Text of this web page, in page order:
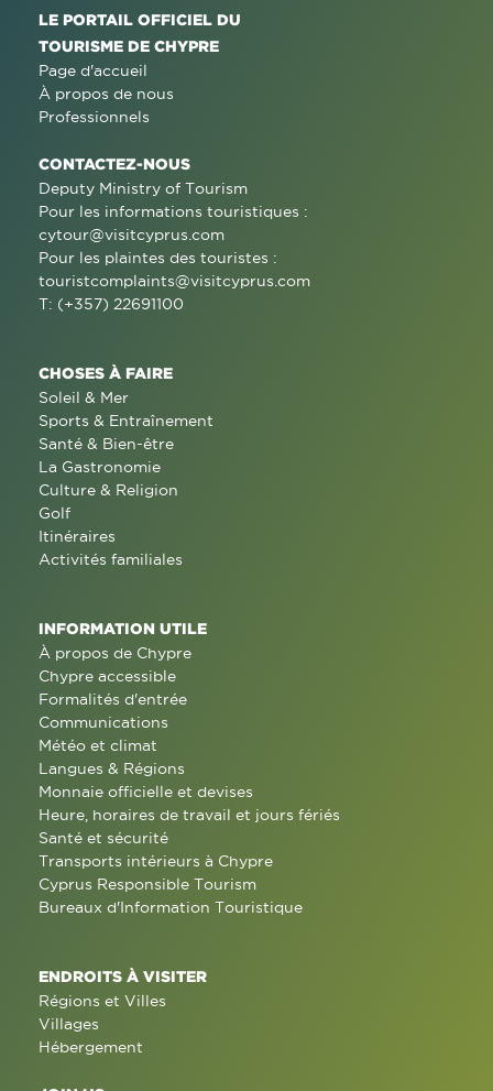
LE PORTAIL OFFICIEL DU
TOURISME DE CHYPRE
Page d'accueil
À propos de nous
Professionnels
CONTACTEZ-NOUS
Deputy Ministry of Tourism
Pour les informations touristiques :
cytour@visitcyprus.com
Pour les plaintes des touristes :
touristcomplaints@visitcyprus.com
T: (+357) 22691100
CHOSES À FAIRE
Soleil & Mer
Sports & Entraînement
Santé & Bien-être
La Gastronomie
Culture & Religion
Golf
Itinéraires
Activités familiales
INFORMATION UTILE
À propos de Chypre
Chypre accessible
Formalités d'entrée
Communications
Météo et climat
Langues & Régions
Monnaie officielle et devises
Heure, horaires de travail et jours fériés
Santé et sécurité
Transports intérieurs à Chypre
Cyprus Responsible Tourism
Bureaux d'Information Touristique
ENDROITS À VISITER
Régions et Villes
Villages
Hébergement